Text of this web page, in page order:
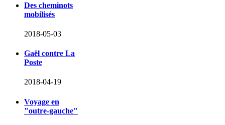
Des cheminots
mobilisés
2018-05-03
Gaël contre La
Poste
2018-04-19
Voyage en
"outre-gauche"